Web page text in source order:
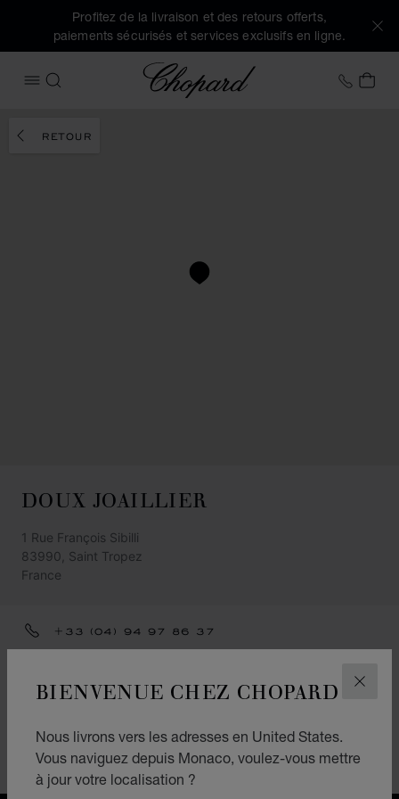
BIENVENUE CHEZ CHOPARD
Nous livrons vers les adresses en United States.
Vous naviguez depuis Monaco, voulez-vous mettre
à jour votre localisation ?
Profitez de la livraison et des retours offerts,
paiements sécurisés et services exclusifs en ligne.
OUVRIR LE MENU
RECHERCHER
Chopard +33
RETOUR
DOUX JOAILLIER
1 Rue François Sibilli
83990, Saint Tropez
France
+33 (04) 94 97 86 37
CATÉGORIES
Montres
Joaillerie